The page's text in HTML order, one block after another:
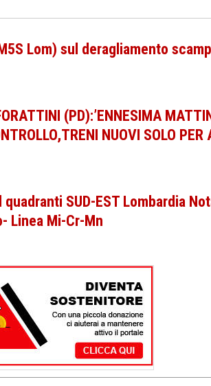
Lom) sul deragliamento
(PD):’ENNESIMA
NUOVI SOLO PER
SUD-EST Lombardia
Linea Mi-Cr-Mn